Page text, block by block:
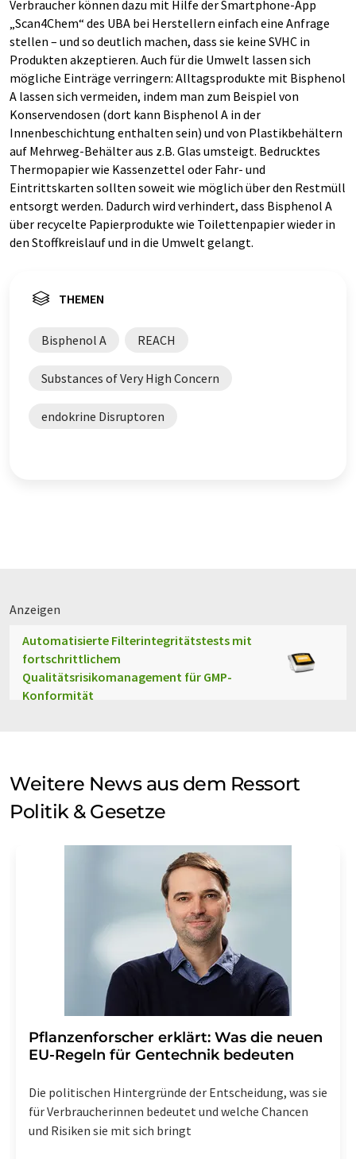
Verbraucher können dazu mit Hilfe der Smartphone-App
„Scan4Chem“ des UBA bei Herstellern einfach eine Anfrage
stellen – und so deutlich machen, dass sie keine SVHC in
Produkten akzeptieren. Auch für die Umwelt lassen sich
mögliche Einträge verringern: Alltagsprodukte mit Bisphenol
A lassen sich vermeiden, indem man zum Beispiel von
Konservendosen (dort kann Bisphenol A in der
Innenbeschichtung enthalten sein) und von Plastikbehältern
auf Mehrweg-Behälter aus z.B. Glas umsteigt. Bedrucktes
Thermopapier wie Kassenzettel oder Fahr- und
Eintrittskarten sollten soweit wie möglich über den Restmüll
entsorgt werden. Dadurch wird verhindert, dass Bisphenol A
über recycelte Papierprodukte wie Toilettenpapier wieder in
den Stoffkreislauf und in die Umwelt gelangt.
THEMEN
Bisphenol A REACH
Substances of Very High Concern
endokrine Disruptoren
Anzeigen
Automatisierte Filterintegritätstests mit
fortschrittlichem
Qualitätsrisikomanagement für GMP-
Konformität
Weitere News aus dem Ressort
Politik & Gesetze
Pflanzenforscher erklärt: Was die neuen
EU-Regeln für Gentechnik bedeuten
Die politischen Hintergründe der Entscheidung, was sie
für Verbraucherinnen bedeutet und welche Chancen
und Risiken sie mit sich bringt